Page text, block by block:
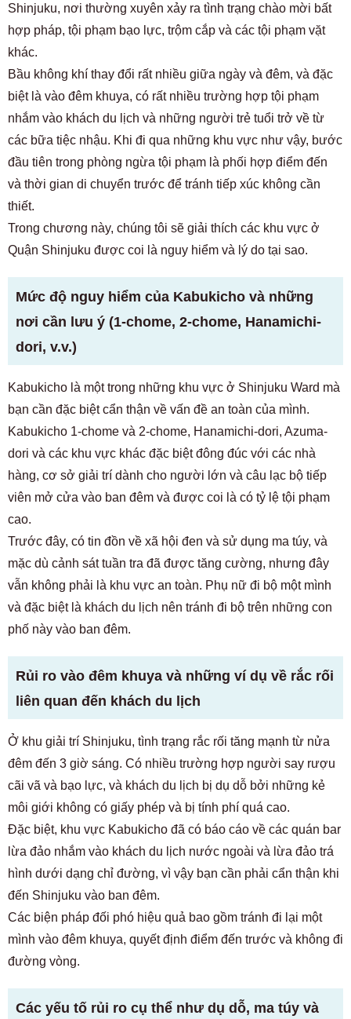
Shinjuku, nơi thường xuyên xảy ra tình trạng chào mời bất
hợp pháp, tội phạm bạo lực, trộm cắp và các tội phạm vặt
khác.
Bầu không khí thay đổi rất nhiều giữa ngày và đêm, và đặc
biệt là vào đêm khuya, có rất nhiều trường hợp tội phạm
nhắm vào khách du lịch và những người trẻ tuổi trở về từ
các bữa tiệc nhậu. Khi đi qua những khu vực như vậy, bước
đầu tiên trong phòng ngừa tội phạm là phối hợp điểm đến
và thời gian di chuyển trước để tránh tiếp xúc không cần
thiết.
Trong chương này, chúng tôi sẽ giải thích các khu vực ở
Quận Shinjuku được coi là nguy hiểm và lý do tại sao.
Mức độ nguy hiểm của Kabukicho và những
nơi cần lưu ý (1-chome, 2-chome, Hanamichi-
dori, v.v.)
Kabukicho là một trong những khu vực ở Shinjuku Ward mà
bạn cần đặc biệt cẩn thận về vấn đề an toàn của mình.
Kabukicho 1-chome và 2-chome, Hanamichi-dori, Azuma-
dori và các khu vực khác đặc biệt đông đúc với các nhà
hàng, cơ sở giải trí dành cho người lớn và câu lạc bộ tiếp
viên mở cửa vào ban đêm và được coi là có tỷ lệ tội phạm
cao.
Trước đây, có tin đồn về xã hội đen và sử dụng ma túy, và
mặc dù cảnh sát tuần tra đã được tăng cường, nhưng đây
vẫn không phải là khu vực an toàn. Phụ nữ đi bộ một mình
và đặc biệt là khách du lịch nên tránh đi bộ trên những con
phố này vào ban đêm.
Rủi ro vào đêm khuya và những ví dụ về rắc rối
liên quan đến khách du lịch
Ở khu giải trí Shinjuku, tình trạng rắc rối tăng mạnh từ nửa
đêm đến 3 giờ sáng. Có nhiều trường hợp người say rượu
cãi vã và bạo lực, và khách du lịch bị dụ dỗ bởi những kẻ
môi giới không có giấy phép và bị tính phí quá cao.
Đặc biệt, khu vực Kabukicho đã có báo cáo về các quán bar
lừa đảo nhắm vào khách du lịch nước ngoài và lừa đảo trá
hình dưới dạng chỉ đường, vì vậy bạn cần phải cẩn thận khi
đến Shinjuku vào ban đêm.
Các biện pháp đối phó hiệu quả bao gồm tránh đi lại một
mình vào đêm khuya, quyết định điểm đến trước và không đi
đường vòng.
Các yếu tố rủi ro cụ thể như dụ dỗ, ma túy và